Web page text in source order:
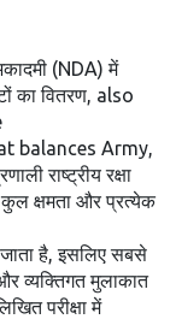
अकादमी (NDA) में
का वितरण, also
balances Army,
राष्ट्रीय रक्षा
क्षमता और प्रत्येक
है, इसलिए सबसे
व्यक्तिगत मुलाकात
परीक्षा में